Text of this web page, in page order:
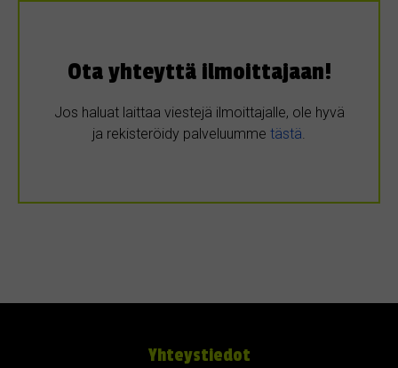
Ota yhteyttä ilmoittajaan!
Jos haluat laittaa viestejä ilmoittajalle, ole hyvä
ja rekisteröidy palveluumme tästä.
Yhteystiedot